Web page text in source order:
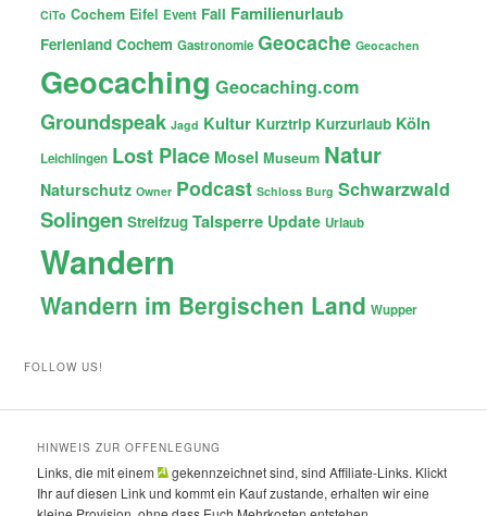
CiTo Cochem Eifel Event Fail Familienurlaub
Ferienland Cochem Gastronomie Geocache Geocachen
Geocaching Geocaching.com
Groundspeak Jagd Kultur Kurztrip Kurzurlaub Köln
Leichlingen Lost Place Mosel Museum Natur
Naturschutz Owner Podcast Schloss Burg Schwarzwald
Solingen Streifzug Talsperre Update Urlaub
Wandern
Wandern im Bergischen Land Wupper
FOLLOW US!
HINWEIS ZUR OFFENLEGUNG
Links, die mit einem
gekennzeichnet sind, sind Affiliate-Links. Klickt
Ihr auf diesen Link und kommt ein Kauf zustande, erhalten wir eine